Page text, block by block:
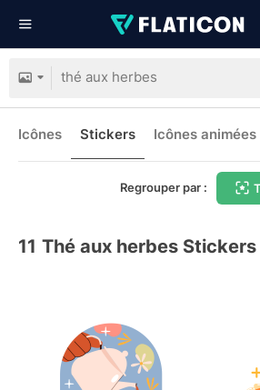
Icônes Stickers Icônes animées
Regrouper par :
11 Thé aux herbes Stickers